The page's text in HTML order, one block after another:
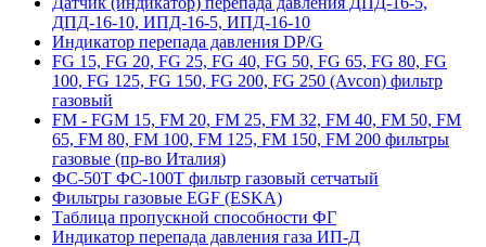
ДПД-16-10, ИПД-16-5, ИПД-16-10
Индикатор перепада давления DP/G
FG 15, FG 20, FG 25, FG 40, FG 50, FG 65, FG 80, FG
100, FG 125, FG 150, FG 200, FG 250 (Avcon) фильтр
газовый
FM - FGM 15, FM 20, FM 25, FM 32, FM 40, FM 50, FM
65, FM 80, FM 100, FM 125, FM 150, FM 200 фильтры
газовые (пр-во Италия)
ФС-50Т ФС-100Т фильтр газовый сетчатый
Фильтры газовые EGF (ESKA)
Таблица пропускной способности ФГ
Индикатор перепада давления газа ИП-Д